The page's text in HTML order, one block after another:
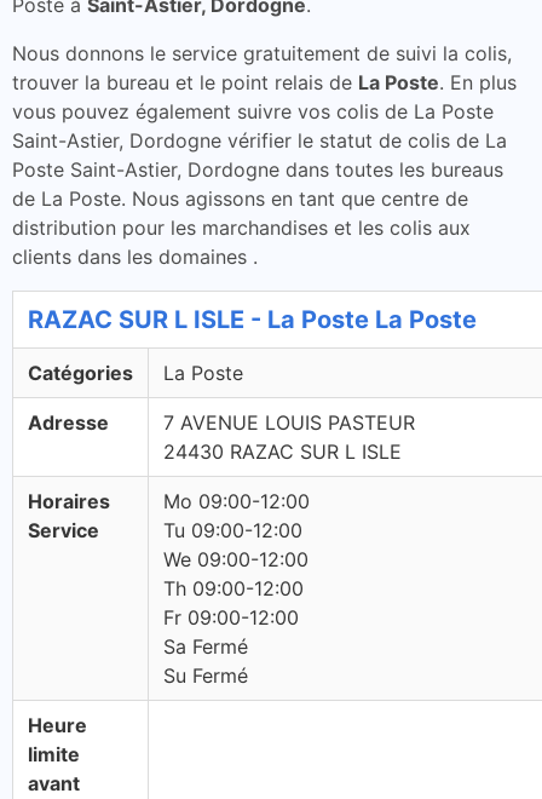
Poste à Saint-Astier, Dordogne.
Nous donnons le service gratuitement de suivi la colis,
trouver la bureau et le point relais de La Poste. En plus
vous pouvez également suivre vos colis de La Poste
Saint-Astier, Dordogne vérifier le statut de colis de La
Poste Saint-Astier, Dordogne dans toutes les bureaus
de La Poste. Nous agissons en tant que centre de
distribution pour les marchandises et les colis aux
clients dans les domaines .
RAZAC SUR L ISLE - La Poste La Poste
Catégories La Poste
Adresse
7 AVENUE LOUIS PASTEUR
24430 RAZAC SUR L ISLE
Horaires
Service
Mo 09:00-12:00
Tu 09:00-12:00
We 09:00-12:00
Th 09:00-12:00
Fr 09:00-12:00
Sa Fermé
Su Fermé
Heure
limite
avant